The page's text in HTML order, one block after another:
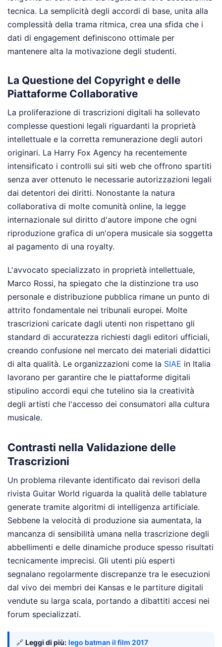
tecnica. La semplicità degli accordi di base, unita alla
complessità della trama ritmica, crea una sfida che i
dati di engagement definiscono ottimale per
mantenere alta la motivazione degli studenti.
La Questione del Copyright e delle
Piattaforme Collaborative
La proliferazione di trascrizioni digitali ha sollevato
complesse questioni legali riguardanti la proprietà
intellettuale e la corretta remunerazione degli autori
originari. La Harry Fox Agency ha recentemente
intensificato i controlli sui siti web che offrono spartiti
senza aver ottenuto le necessarie autorizzazioni legali
dai detentori dei diritti. Nonostante la natura
collaborativa di molte comunità online, la legge
internazionale sul diritto d'autore impone che ogni
riproduzione grafica di un'opera musicale sia soggetta
al pagamento di una royalty.
L'avvocato specializzato in proprietà intellettuale,
Marco Rossi, ha spiegato che la distinzione tra uso
personale e distribuzione pubblica rimane un punto di
attrito fondamentale nei tribunali europei. Molte
trascrizioni caricate dagli utenti non rispettano gli
standard di accuratezza richiesti dagli editori ufficiali,
creando confusione nel mercato dei materiali didattici
di alta qualità. Le organizzazioni come la SIAE in Italia
lavorano per garantire che le piattaforme digitali
stipulino accordi equi che tutelino sia la creatività
degli artisti che l'accesso dei consumatori alla cultura
musicale.
Contrasti nella Validazione delle
Trascrizioni
Un problema rilevante identificato dai revisori della
rivista Guitar World riguarda la qualità delle tablature
generate tramite algoritmi di intelligenza artificiale.
Sebbene la velocità di produzione sia aumentata, la
mancanza di sensibilità umana nella trascrizione degli
abbellimenti e delle dinamiche produce spesso risultati
tecnicamente imprecisi. Gli utenti più esperti
segnalano regolarmente discrepanze tra le esecuzioni
dal vivo dei membri dei Kansas e le partiture digitali
vendute su larga scala, portando a dibattiti accesi nei
forum specializzati.
🔗 Leggi di più: lego batman il film 2017